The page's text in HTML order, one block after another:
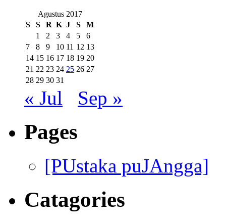
Agustus 2017
S
S R K J S
M
1
2 3 4 5
6
7
8 9 10 11 12 13
14 15 16 17 18 19 20
21 22 23 24 25 26 27
28 29 30 31
« Jul Sep »
Pages
[PUstaka puJAngga]
Catagories